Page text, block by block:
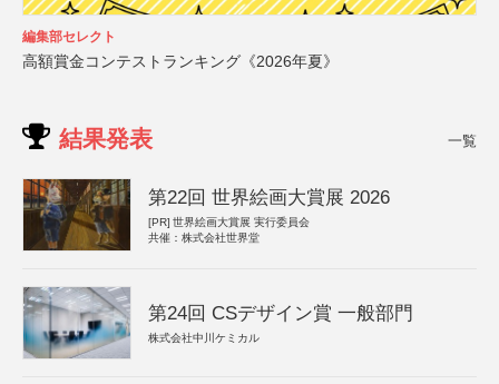
編集部セレクト
高額賞金コンテストランキング《2026年夏》
結果発表 一覧
第22回 世界絵画大賞展 2026
[PR] 世界絵画大賞展 実行委員会
共催：株式会社世界堂
第24回 CSデザイン賞 一般部門
株式会社中川ケミカル